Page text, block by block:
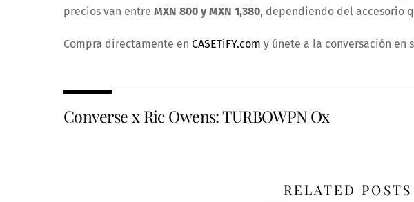
precios van entre MXN 800 y MXN 1,380, dependiendo del accesorio
Compra directamente en CASETiFY.com y únete a la conversación en
Converse x Ric Owens: TURBOWPN Ox
RELATED POSTS